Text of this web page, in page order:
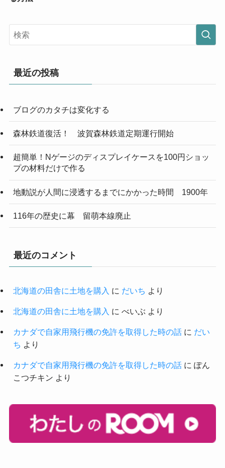
最近の投稿
ブログのカタチは変化する
森林鉄道復活！ 波賀森林鉄道定期運行開始
超簡単！Nゲージのディスプレイケースを100円ショッ
プの材料だけで作る
地動説が人間に浸透するまでにかかった時間 1900年
116年の歴史に幕 留萌本線廃止
最近のコメント
北海道の田舎に土地を購入 に だいち より
北海道の田舎に土地を購入 に べいぶ より
カナダで自家用飛行機の免許を取得した時の話に だい
ち より
カナダで自家用飛行機の免許を取得した時の話に ぽん
こつチキン より